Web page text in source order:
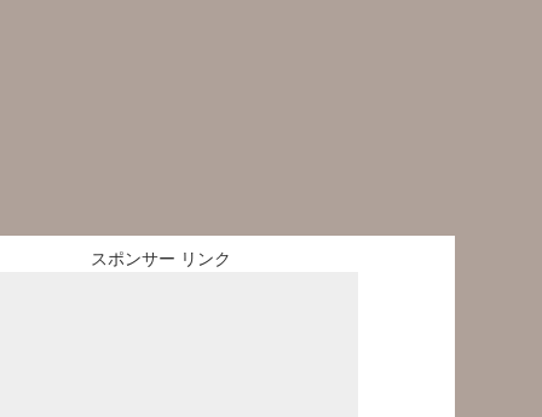
スポンサー リンク